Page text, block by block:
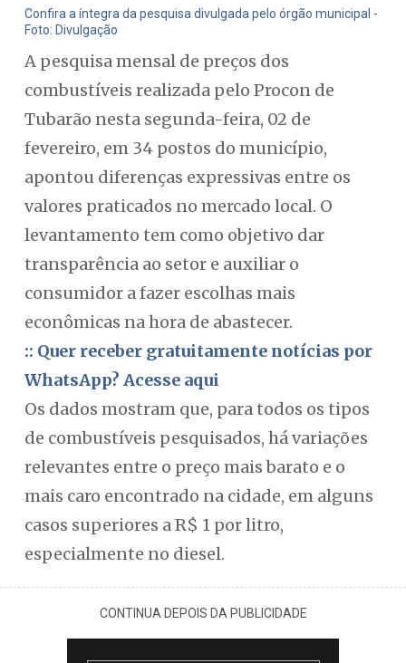
Confira a íntegra da pesquisa divulgada pelo órgão municipal -
Foto: Divulgação
A pesquisa mensal de preços dos
combustíveis realizada pelo Procon de
Tubarão nesta segunda-feira, 02 de
fevereiro, em 34 postos do município,
apontou diferenças expressivas entre os
valores praticados no mercado local. O
levantamento tem como objetivo dar
transparência ao setor e auxiliar o
consumidor a fazer escolhas mais
econômicas na hora de abastecer.
:: Quer receber gratuitamente notícias por
WhatsApp? Acesse aqui
Os dados mostram que, para todos os tipos
de combustíveis pesquisados, há variações
relevantes entre o preço mais barato e o
mais caro encontrado na cidade, em alguns
casos superiores a R$ 1 por litro,
especialmente no diesel.
CONTINUA DEPOIS DA PUBLICIDADE